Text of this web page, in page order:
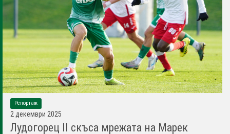
Репортаж
2 декември 2025
Лудогорец II скъса мрежата на Марек